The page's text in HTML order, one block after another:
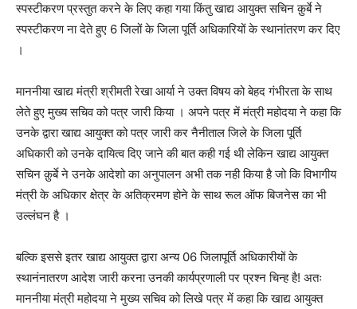
स्पस्टीकरण प्रस्तुत करने के लिए कहा गया किंतु खाद्य आयुक्त सचिन क़ुर्बे ने
स्पस्टीकरण ना देते हुए 6 जिलों के जिला पूर्ति अधिकारियों के स्थानांतरण कर दिए
।
माननीया खाद्य मंत्री श्रीमती रेखा आर्या ने उक्त विषय को बेहद गंभीरता के साथ
लेते हुए मुख्य सचिव को पत्र जारी किया । अपने पत्र में मंत्री महोदया ने कहा कि
उनके द्वारा खाद्य आयुक्त को पत्र जारी कर नैनीताल जिले के जिला पूर्ति
अधिकारी को उनके दायित्व दिए जाने की बात कही गई थी लेकिन खाद्य आयुक्त
सचिन क़ुर्बे ने उनके आदेशो का अनुपालन अभी तक नही किया है जो कि विभागीय
मंत्री के अधिकार क्षेत्र के अतिक्रमण होने के साथ रूल ऑफ बिजनेस का भी
उल्लंघन है ।
बल्कि इससे इतर खाद्य आयुक्त द्वारा अन्य 06 जिलापूर्ति अधिकारीयों के
स्थानंनातरण आदेश जारी करना उनकी कार्यप्रणाली पर प्रश्न चिन्ह है! अतः
माननीया मंत्री महोदया ने मुख्य सचिव को लिखे पत्र में कहा कि खाद्य आयुक्त